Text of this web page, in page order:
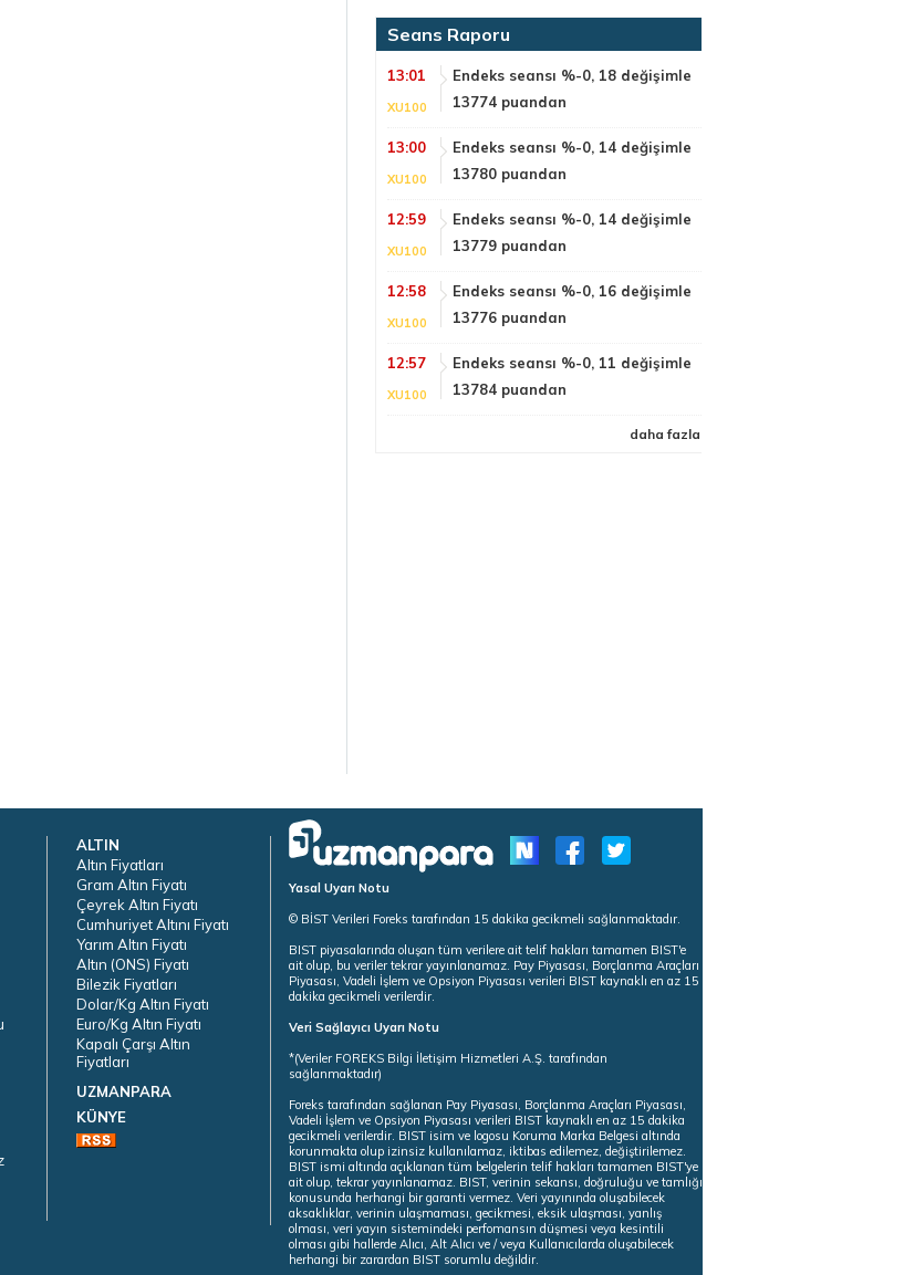
Seans Raporu
13:01
XU100
Endeks seansı %-0, 18 değişimle
13774 puandan
13:00
XU100
Endeks seansı %-0, 14 değişimle
13780 puandan
12:59
XU100
Endeks seansı %-0, 14 değişimle
13779 puandan
12:58
XU100
Endeks seansı %-0, 16 değişimle
13776 puandan
12:57
XU100
Endeks seansı %-0, 11 değişimle
13784 puandan
daha fazla
ALTIN
Altın Fiyatları
Gram Altın Fiyatı
Çeyrek Altın Fiyatı
Cumhuriyet Altını Fiyatı
Yarım Altın Fiyatı
Altın (ONS) Fiyatı
Bilezik Fiyatları
Dolar/Kg Altın Fiyatı
Euro/Kg Altın Fiyatı
Kapalı Çarşı Altın
Fiyatları
UZMANPARA
KÜNYE
Yasal Uyarı Notu
© BİST Verileri Foreks tarafından 15 dakika gecikmeli sağlanmaktadır.
BIST piyasalarında oluşan tüm verilere ait telif hakları tamamen BIST'e
ait olup, bu veriler tekrar yayınlanamaz. Pay Piyasası, Borçlanma Araçları
Piyasası, Vadeli İşlem ve Opsiyon Piyasası verileri BIST kaynaklı en az 15
dakika gecikmeli verilerdir.
Veri Sağlayıcı Uyarı Notu
*(Veriler FOREKS Bilgi İletişim Hizmetleri A.Ş. tarafından
sağlanmaktadır)
Foreks tarafından sağlanan Pay Piyasası, Borçlanma Araçları Piyasası,
Vadeli İşlem ve Opsiyon Piyasası verileri BIST kaynaklı en az 15 dakika
gecikmeli verilerdir. BIST isim ve logosu Koruma Marka Belgesi altında
korunmakta olup izinsiz kullanılamaz, iktibas edilemez, değiştirilemez.
BIST ismi altında açıklanan tüm belgelerin telif hakları tamamen BIST'ye
ait olup, tekrar yayınlanamaz. BIST, verinin sekansı, doğruluğu ve tamlığı
konusunda herhangi bir garanti vermez. Veri yayınında oluşabilecek
aksaklıklar, verinin ulaşmaması, gecikmesi, eksik ulaşması, yanlış
olması, veri yayın sistemindeki perfomansın düşmesi veya kesintili
olması gibi hallerde Alıcı, Alt Alıcı ve / veya Kullanıcılarda oluşabilecek
herhangi bir zarardan BIST sorumlu değildir.